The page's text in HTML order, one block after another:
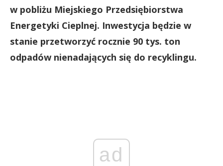
w pobliżu Miejskiego Przedsiębiorstwa
Energetyki Cieplnej. Inwestycja będzie w
stanie przetworzyć rocznie 90 tys. ton
odpadów nienadających się do recyklingu.
ad